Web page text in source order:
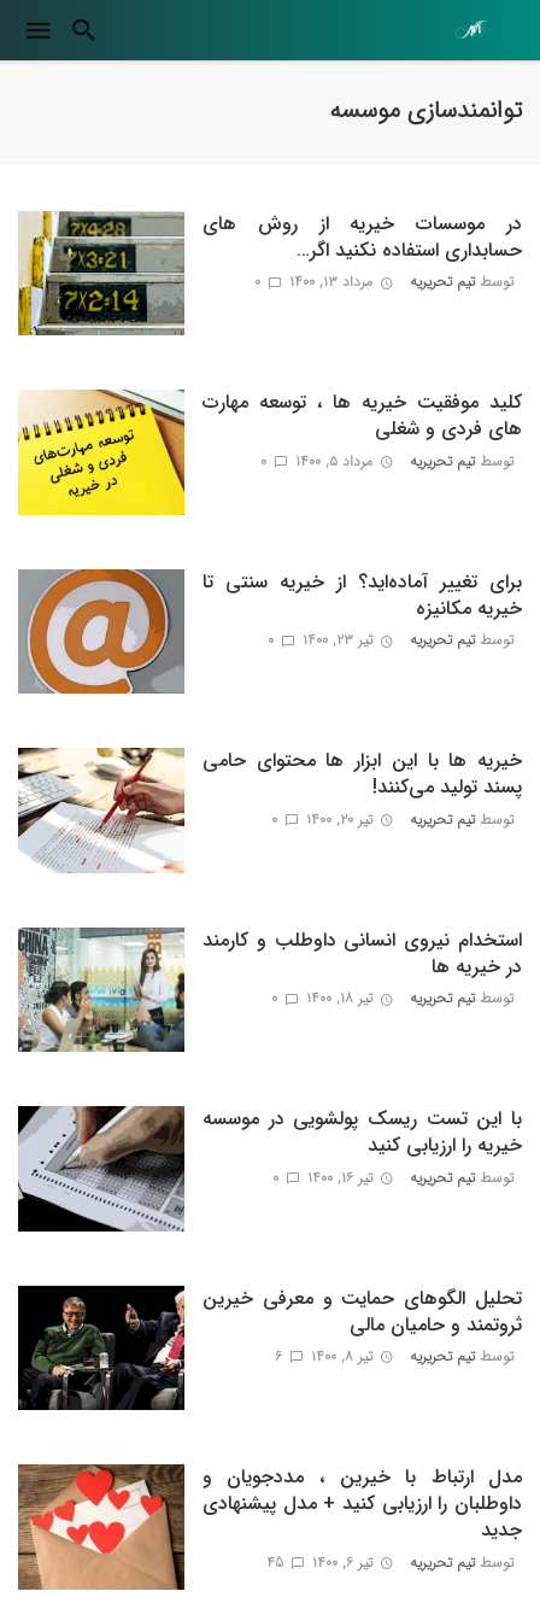
توانمندسازی موسسه
در موسسات خیریه از روش های
حسابداری استفاده نکنید اگر…
توسطتیم تحریریه مرداد ۱۳, ۱۴۰۰ 0
کلید موفقیت خیریه ها ، توسعه مهارت
های فردی و شغلی
توسطتیم تحریریه مرداد ۵, ۱۴۰۰ 0
برای تغییر آماده‌اید؟ از خیریه سنتی تا
خیریه مکانیزه
توسطتیم تحریریه تیر ۲۳, ۱۴۰۰ 0
خیریه ها با این ابزار ها محتوای حامی
پسند تولید می‌کنند!
توسطتیم تحریریه تیر ۲۰, ۱۴۰۰ 0
استخدام نیروی انسانی داوطلب و کارمند
در خیریه ها
توسطتیم تحریریه تیر ۱۸, ۱۴۰۰ 0
با این تست ریسک پولشویی در موسسه
خیریه را ارزیابی کنید
توسطتیم تحریریه تیر ۱۶, ۱۴۰۰ 0
تحلیل الگوهای حمایت و معرفی خیرین
ثروتمند و حامیان مالی
توسطتیم تحریریه تیر ۸, ۱۴۰۰ 6
مدل ارتباط با خیرین ، مددجویان و
داوطلبان را ارزیابی کنید + مدل پیشنهادی
جدید
توسطتیم تحریریه تیر ۶, ۱۴۰۰ 45